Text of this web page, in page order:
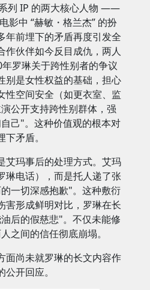
系列 IP 的两大核心人物 ——
影中 “赫敏・格兰杰” 的扮
年前埋下的矛盾再度引发全
作伙伴如今反目成仇，两人
罗琳关于跨性别者的争议
别是女性权益的基础，担心
性空间安全（如更衣室、监
公开支持跨性别群体，强
己"。这种价值观的根本对
下矛盾。
艾玛事后的处理方式。艾玛
琳电话），而是托人递了张
一切深感抱歉"。这种敷衍
害形成鲜明对比，罗琳在长
后的假慈悲"。不仅未能修
之间的信任彻底崩塌。
面尚未就罗琳的长文内容作
公开回应。